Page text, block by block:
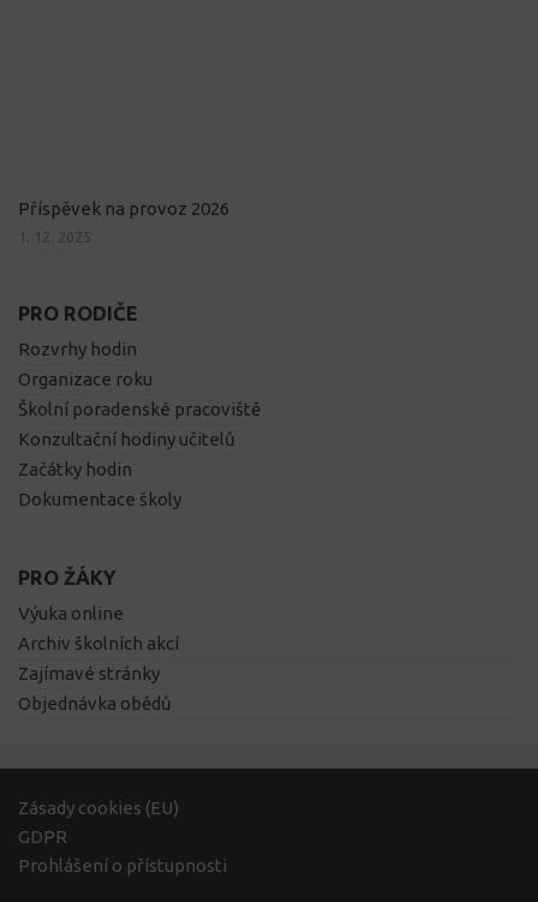
Příspěvek na provoz 2026
1. 12. 2025
PRO RODIČE
Rozvrhy hodin
Organizace roku
Školní poradenské pracoviště
Konzultační hodiny učitelů
Začátky hodin
Dokumentace školy
PRO ŽÁKY
Výuka online
Archiv školních akcí
Zajímavé stránky
Objednávka obědů
Zásady cookies (EU)
GDPR
Prohlášení o přístupnosti